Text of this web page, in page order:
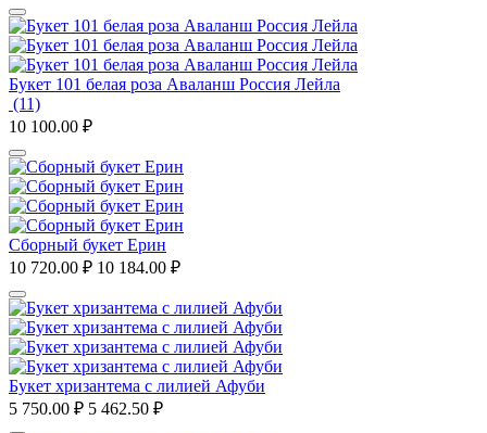
Букет 101 белая роза Аваланш Россия Лейла
(11)
10 100.00 ₽
Сборный букет Ерин
10 720.00 ₽ 10 184.00 ₽
Букет хризантема с лилией Афуби
5 750.00 ₽ 5 462.50 ₽